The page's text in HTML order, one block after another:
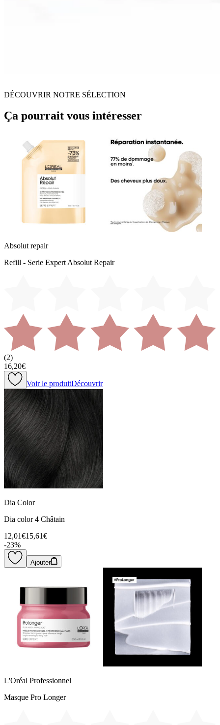
DÉCOUVRIR NOTRE SÉLECTION
Ça pourrait vous intéresser
Absolut repair
Refill - Serie Expert Absolut Repair
(2)
16,20€
Voir le produitDécouvrir
Dia Color
Dia color 4 Châtain
12,01€15,61€
-23%
Ajouter
L'Oréal Professionnel
Masque Pro Longer